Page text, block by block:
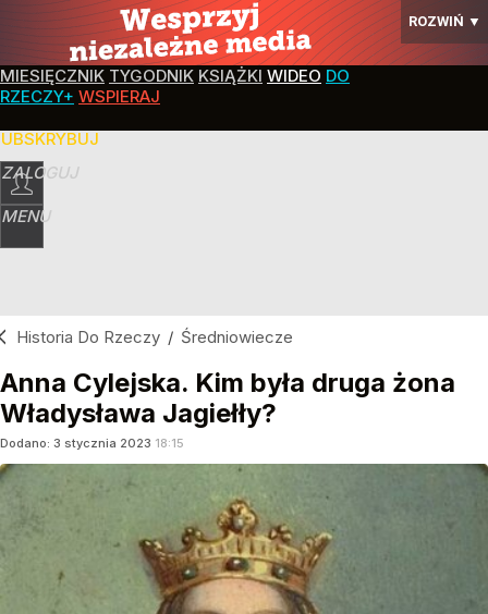
ROZWIŃ ▼
MIESIĘCZNIK TYGODNIK KSIĄŻKI WIDEO DO
RZECZY+ WSPIERAJ
ZALOGUJ
MENU
Historia Do Rzeczy / Średniowiecze
Anna Cylejska. Kim była druga żona
Władysława Jagiełły?
Dodano: 3 stycznia 2023 18:15